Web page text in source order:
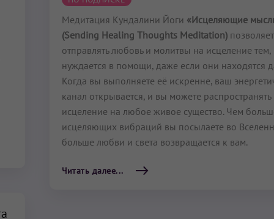
Медитация Кундалини Йоги «Исцеляющие
(Sending Healing Thoughts Meditation) позволяет
отправлять любовь и молитвы на исцеление тем,
нуждается в помощи, даже если они находятся
Когда вы выполняете её искренне, ваш
канал открывается, и вы можете распространять
исцеление на любое живое существо. Чем
исцеляющих вибраций вы посылаете во
больше любви и света возвращается к вам.
Читать далее...